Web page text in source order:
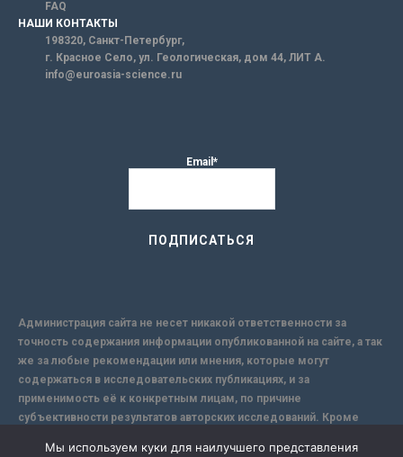
FAQ
НАШИ КОНТАКТЫ
198320, Санкт-Петербург,
г. Красное Село, ул. Геологическая, дом 44, ЛИТ А.
info@euroasia-science.ru
Email*
Администрация сайта не несет никакой ответственности за
точность содержания информации опубликованной на сайте, а так
же за любые рекомендации или мнения, которые могут
содержаться в исследовательских публикациях, и за
применимость её к конкретным лицам, по причине
субъективности результатов авторских исследований. Кроме
Мы используем куки для наилучшего представления